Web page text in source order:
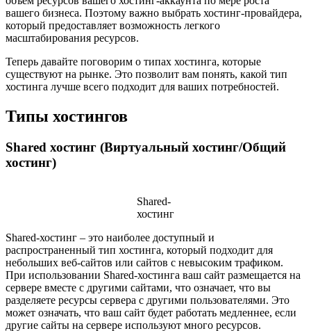
вашего бизнеса. Поэтому важно выбрать хостинг-провайдера,
который предоставляет возможность легкого
масштабирования ресурсов.
Теперь давайте поговорим о типах хостинга, которые
существуют на рынке. Это позволит вам понять, какой тип
хостинга лучше всего подходит для ваших потребностей.
Типы хостингов
Shared хостинг (Виртуальный хостинг/Общий
хостинг)
Shared-
хостинг
Shared-хостинг – это наиболее доступный и
распространенный тип хостинга, который подходит для
небольших веб-сайтов или сайтов с невысоким трафиком.
При использовании Shared-хостинга ваш сайт размещается на
сервере вместе с другими сайтами, что означает, что вы
разделяете ресурсы сервера с другими пользователями. Это
может означать, что ваш сайт будет работать медленнее, если
другие сайты на сервере используют много ресурсов.